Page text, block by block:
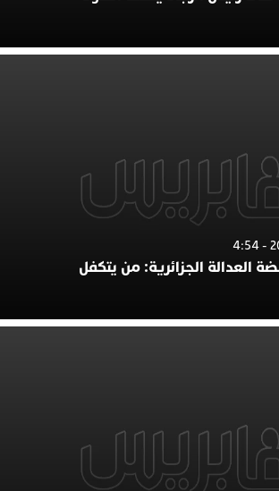
العدالة الجزائرية: من يتكفل